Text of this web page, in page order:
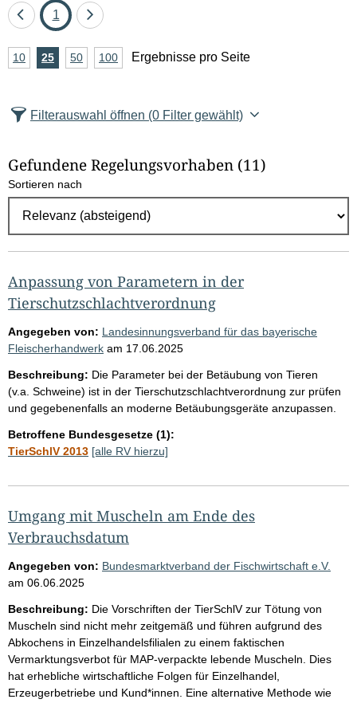
Eine
zurück
Seite
1
Eine
vor
A
z
l
E
g
e
b
n
i
s
s
e
p
r
o
S
i
t
e
10Ergebnisse
25Ergebnisse
50Ergebnisse
100Ergebnisse
Ergebnisse pro Seite
Filterauswahl öffnen (0 Filter gewählt)
Gefundene Regelungsvorhaben (11)
Sortieren nach
Anpassung von Parametern in der
Tierschutzschlachtverordnung
Angegeben von: Landesinnungsverband für das bayerische
Fleischerhandwerk am 17.06.2025
Beschreibung: Die Parameter bei der Betäubung von Tieren
(v.a. Schweine) ist in der Tierschutzschlachtverordnung zur prüfen
und gegebenenfalls an moderne Betäubungsgeräte anzupassen.
Betroffene Bundesgesetze (1):
TierSchlV 2013 [alle RV hierzu]
Umgang mit Muscheln am Ende des
Verbrauchsdatum
Angegeben von: Bundesmarktverband der Fischwirtschaft e.V.
am 06.06.2025
Beschreibung: Die Vorschriften der TierSchlV zur Tötung von
Muscheln sind nicht mehr zeitgemäß und führen aufgrund des
Abkochens in Einzelhandelsfilialen zu einem faktischen
Vermarktungsverbot für MAP-verpackte lebende Muscheln. Dies
hat erhebliche wirtschaftliche Folgen für Einzelhandel,
Erzeugerbetriebe und Kund*innen. Eine alternative Methode wie